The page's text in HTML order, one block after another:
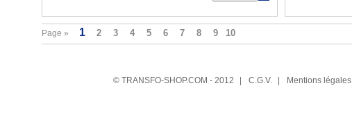
Page »
© TRANSFO-SHOP.COM - 2012 C.G.V. Mentions légales